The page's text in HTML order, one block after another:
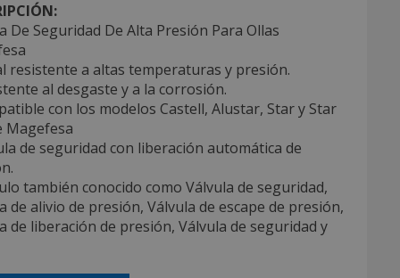
De Seguridad De Alta Presión Para Ollas
resistente a altas temperaturas y presión.
al desgaste y a la corrosión.
con los modelos Castell, Alustar, Star y Star
Magefesa
de seguridad con liberación automática de
también conocido como Válvula de seguridad,
de alivio de presión, Válvula de escape de presión,
de liberación de presión, Válvula de seguridad y